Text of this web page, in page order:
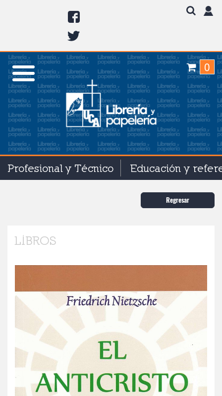
0
Profesional y Técnico Educación y
Regresar
LIBROS